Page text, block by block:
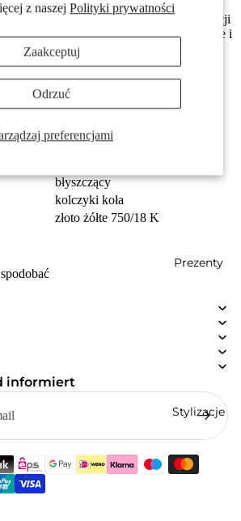
z naszejPolityki prywatności
preferencjami
Zaakceptuj
Odrzuć
Motywy
Prezenty
Stylizacje
żółtego złota 750, które dodadzą elegancji
z najwyższej jakości materiałów, trwałe i
na co dzień i na specjalne okazje,
urodę i styl.
182004
15 mm
Para
Made in Germany
błyszczący
kolczyki koła
złoto żółte 750/18 K
informiert